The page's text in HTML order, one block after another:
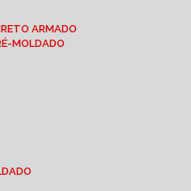
ARMADO
MOLDADO